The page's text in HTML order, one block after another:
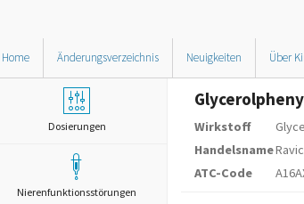
Home Änderungsverzeichnis Neuigkeiten Über
Dosierungen
Nierenfunktionsstörungen
Wirkstoff
Handelsname
ATC-Code